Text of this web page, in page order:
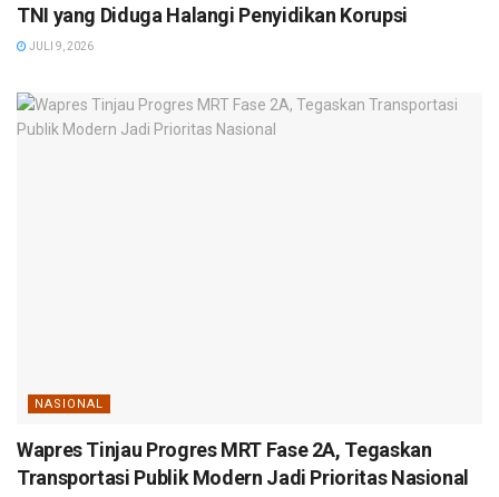
TNI yang Diduga Halangi Penyidikan Korupsi
JULI 9, 2026
NASIONAL
Wapres Tinjau Progres MRT Fase 2A, Tegaskan
Transportasi Publik Modern Jadi Prioritas Nasional